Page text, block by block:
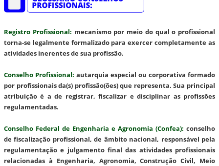
Registro Profissional: mecanismo por meio do qual o profissional
torna-se legalmente formalizado para exercer completamente as
atividades inerentes de sua profissão.
Conselho Profissional: autarquia especial ou corporativa formado
por profissionais da(s) profissão(ões) que representa. Sua principal
atribuição é a de registrar, fiscalizar e disciplinar as profissões
regulamentadas.
Conselho Federal de Engenharia e Agronomia (Confea): conselho
de fiscalização profissional, de âmbito nacional, responsável pela
regulamentação e julgamento final das atividades profissionais
relacionadas à Engenharia, Agronomia, Construção Civil, Meio